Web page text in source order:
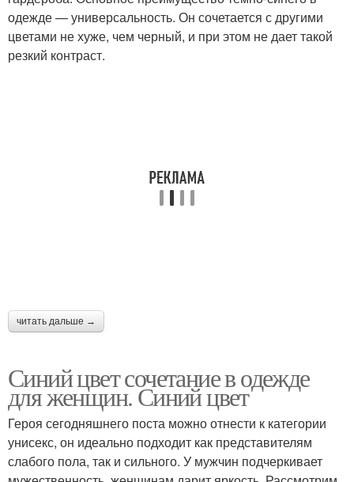
одежде — универсальность. Он сочетается с другими
цветами не хуже, чем черный, и при этом не дает такой
резкий контраст.
читать дальше →
Синий цвет сочетание в одежде
для женщин. Синий цвет
Героя сегодняшнего поста можно отнести к категории
унисекс, он идеально подходит как представителям
слабого пола, так и сильного. У мужчин подчеркивает